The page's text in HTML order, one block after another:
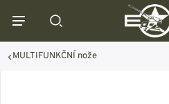
MULTIFUNKČNÍ nože